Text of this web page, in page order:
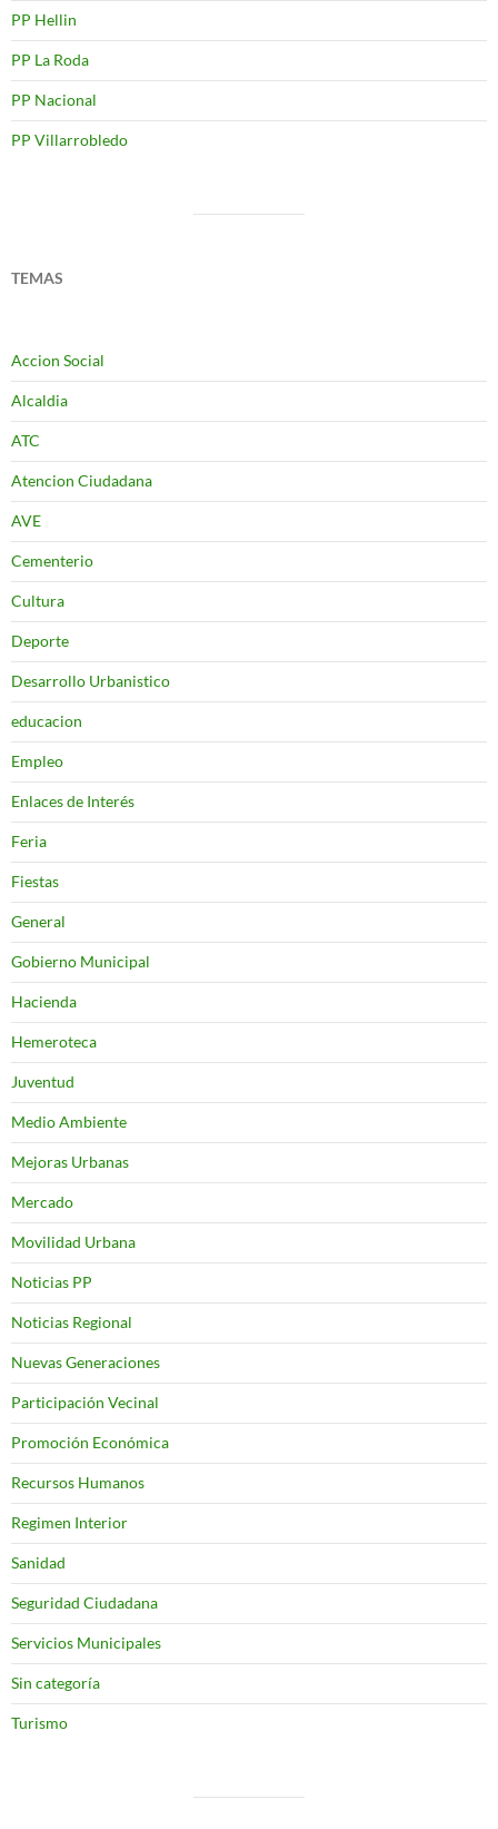
PP Hellin
PP La Roda
PP Nacional
PP Villarrobledo
TEMAS
Accion Social
Alcaldia
ATC
Atencion Ciudadana
AVE
Cementerio
Cultura
Deporte
Desarrollo Urbanistico
educacion
Empleo
Enlaces de Interés
Feria
Fiestas
General
Gobierno Municipal
Hacienda
Hemeroteca
Juventud
Medio Ambiente
Mejoras Urbanas
Mercado
Movilidad Urbana
Noticias PP
Noticias Regional
Nuevas Generaciones
Participación Vecinal
Promoción Económica
Recursos Humanos
Regimen Interior
Sanidad
Seguridad Ciudadana
Servicios Municipales
Sin categoría
Turismo